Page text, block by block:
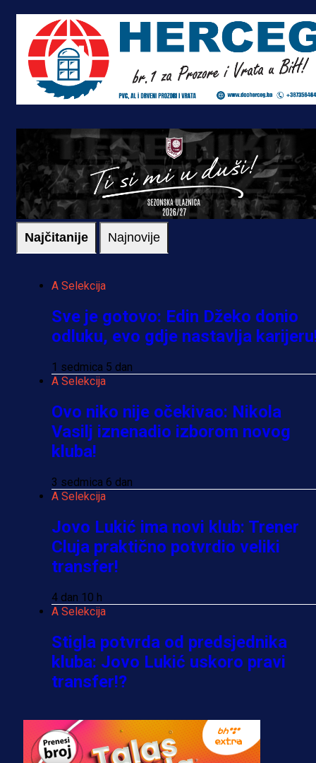
Najčitanije Najnovije
A Selekcija
Sve je gotovo: Edin Džeko donio
odluku, evo gdje nastavlja
1 sedmica 5 dan
A Selekcija
Ovo niko nije očekivao: Nikola
Vasilj iznenadio izborom novog
kluba!
3 sedmica 6 dan
A Selekcija
Jovo Lukić ima novi klub: Trener
Cluja praktično potvrdio veliki
transfer!
4 dan 10 h
A Selekcija
Stigla potvrda od predsjednika
kluba: Jovo Lukić uskoro pravi
transfer!?
A Selekcija
Zmajevi dobili veliko pojačanje: